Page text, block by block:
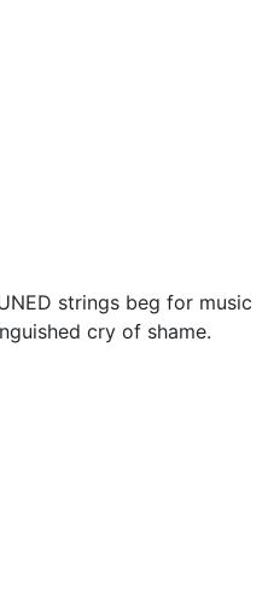
strings beg for music
cry of shame.